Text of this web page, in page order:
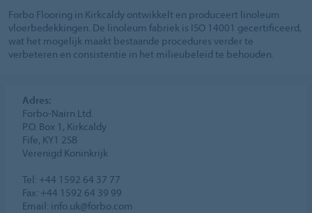
Forbo Flooring in Kirkcaldy ontwikkelt en produceert linoleum
vloerbedekkingen. De linoleum fabriek is ISO 14001 gecertificeerd,
wat het mogelijk maakt bestaande procedures verder te
verbeteren en consistentie in het milieubeleid te behouden.
Adres:
Forbo-Nairn Ltd.
P.O. Box 1, Kirkcaldy
Fife, KY1 2SB
Verenigd Koninkrijk
Tel: +44 1592 64 37 77
Fax: +44 1592 64 39 99
Email: info.uk@forbo.com